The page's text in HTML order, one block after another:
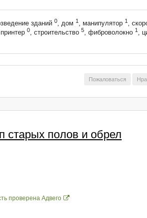
зданий 0, дом 1, манипулятор 1,
0, строительство 5, фиброволокно 1 ,
Пожаловаться
старых полов и обрел
проверена Адвего